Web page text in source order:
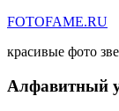
FOTOFAME.RU
красивые фото
Алфавитный